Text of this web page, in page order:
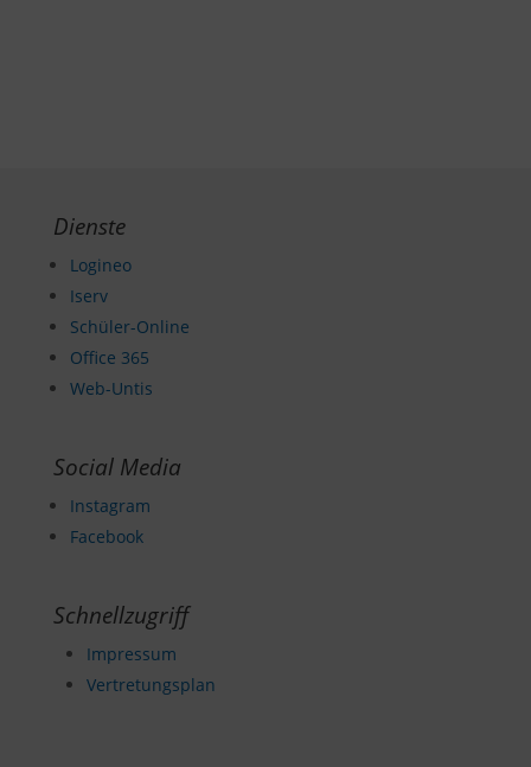
Dienste
Logineo
Iserv
Schüler-Online
Office 365
Web-Untis
Social Media
Instagram
Facebook
Schnellzugriff
Impressum
Vertretungsplan